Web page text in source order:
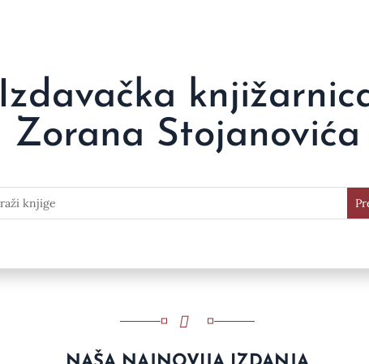
Izdavačka
Zorana Stojanovića